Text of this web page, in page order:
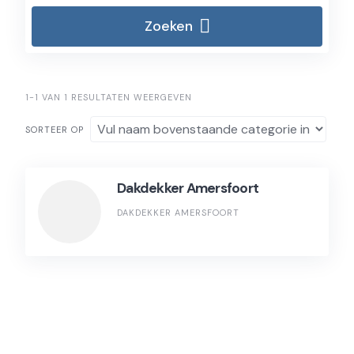
Zoeken
1-1 VAN 1 RESULTATEN WEERGEVEN
SORTEER OP
Dakdekker Amersfoort
DAKDEKKER AMERSFOORT